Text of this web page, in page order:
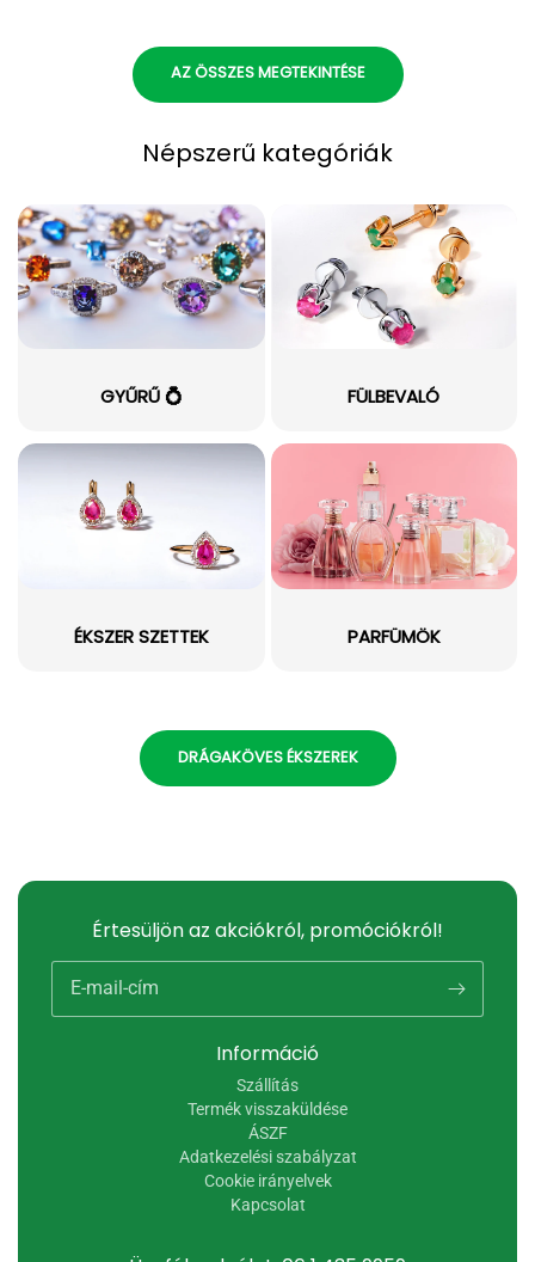
AZ ÖSSZES MEGTEKINTÉSE
Népszerű kategóriák
GYŰRŰ 💍 FÜLBEVALÓ
ÉKSZER SZETTEK PARFÜMÖK
DRÁGAKÖVES ÉKSZEREK
Információ
Szállítás
Termék visszaküldése
ÁSZF
Adatkezelési szabályzat
Cookie irányelvek
Kapcsolat
Értesüljön az akciókról, promóciókról!
E-mail-cím